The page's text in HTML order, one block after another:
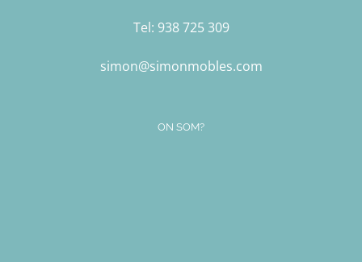
Tel: 938 725 309
simon@simonmobles.com
ON SOM?